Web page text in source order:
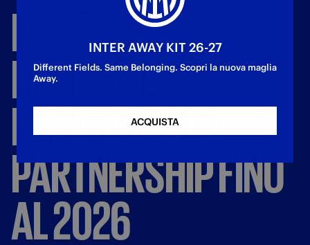
INTERELA
MOLISANA
RINNOVANOLA
PARTNERSHIPFINO
AL 2026
INTER AWAY KIT 26-27
Different Fields. Same Belonging. Scopri la nuova maglia
Away.
ACQUISTA